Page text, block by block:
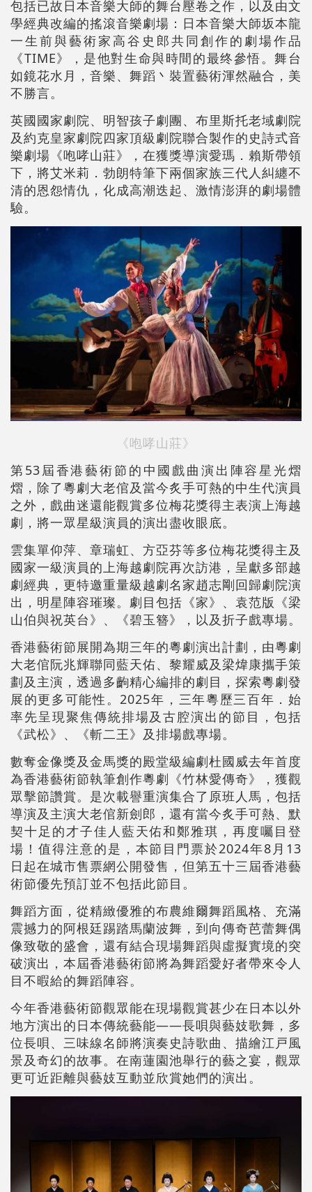
包括已故日本音樂大師的舞台壓卷之作，以及由文
學經典改編的搖滾音樂劇場：日本音樂大師坂本龍
一生前與藝術家高谷史郎共同創作的劇場作品
《TIME》，是他對生命與時間的最终參悟。舞台
如鏡花水月，音樂、舞蹈丶裝置藝術渾然融合，美
不勝言。
英國國家劇院、明智孩子劇團、布里斯托老域劇院
及約克皇家劇院四家頂級劇院聯合製作的史詩式音
樂劇場《咆哮山莊》，在獲獎導演愛瑪．賴斯帶領
下，將艾米莉．勃朗特筆下兩個家族三代人糾纏不
清的恩怨情仇，化成高潮迭起、激情澎湃的劇場體
驗。
《咆哮山莊》
第53屆香港藝術節的中國戲曲演出陣容星光熠
熠，除了粵劇大老倌及當今炙手可熱的中生代演員
之外，戲曲迷還能觀賞多位梅花獎得主表演上海越
劇，將一眾星級演員的演出盡收眼底。
雲集單仰萍、章瑞虹、方亞芬等多位梅花獎得主及
國家一級演員的上海越劇院再次訪港，呈獻多部越
劇經典，更特邀重量級越劇名家趙志剛回歸劇院演
出，明星陣容璀璨。劇目包括《家》、袁范版《梁
山伯與祝英台》、《碧玉簪》，以及折子戲專場。
香港藝術節展開為期三年的粵劇演出計劃，由粵劇
大老倌阮兆輝聯同藍天佑、黎耀威及梁煒康攜手策
劃及主演，透過多齣精心編排的劇目，探索粵劇發
展的更多可能性。2025年，三年粵歷三百年．始
率先呈現聚焦傳統排場及古腔演出的節目，包括
《武松》、《斬二王》及排場戲專場。
數奪金像獎及金馬獎的殿堂級編劇杜國威去年首度
為香港藝術節執筆創作粵劇《竹林愛傳奇》，獲觀
眾擊節讚賞。是次載譽重演集合了原班人馬，包括
導演及主演大老倌新劍郎，還有當今炙手可熱、默
契十足的才子佳人藍天佑和鄭雅琪，再度囑目登
場！值得注意的是，本節目門票於2024年8月13
日起在城市售票網公開發售，但第五十三屆香港藝
術節優先預訂並不包括此節目。
舞蹈方面，從精緻優雅的布農維爾舞蹈風格、充滿
震撼力的阿根廷踢踏馬蘭波舞，到向傳奇芭蕾舞偶
像致敬的盛會，還有結合現場舞蹈與虛擬實境的突
破演出，本屆香港藝術節將為舞蹈愛好者帶來令人
目不暇給的舞蹈陣容。
今年香港藝術節觀眾能在現場觀賞甚少在日本以外
地方演出的日本傳統藝能——長唄與藝妓歌舞，多
位長唄、三味線名師將演奏史詩歌曲、描繪江戸風
景及奇幻的故事。在南蓮園池舉行的藝之宴，觀眾
更可近距離與藝妓互動並欣賞她們的演出。